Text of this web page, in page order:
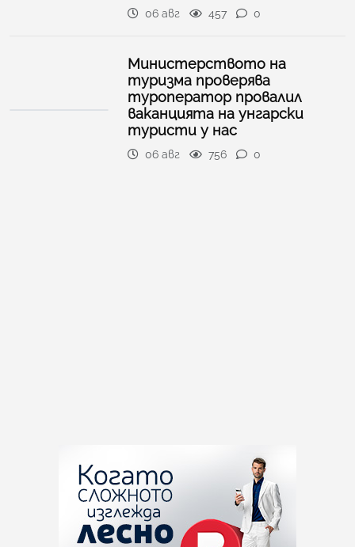
06 авг 457 0
Министерството на
туризма проверява
туроператор провалил
ваканцията на унгарски
туристи у нас
06 авг 756 0